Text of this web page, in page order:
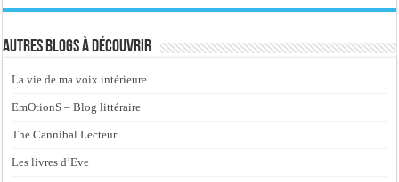
Autres blogs à découvrir
La vie de ma voix intérieure
EmOtionS – Blog littéraire
The Cannibal Lecteur
Les livres d’Eve